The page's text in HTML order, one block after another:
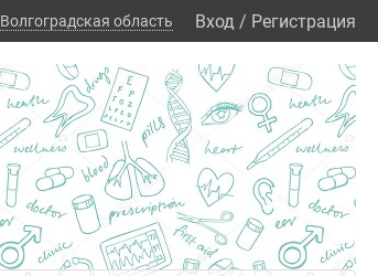
Волгоградская область Вход / Регистрация